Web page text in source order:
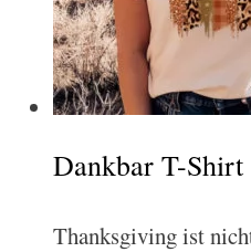
Dankbar T-Shirt
Thanksgiving ist